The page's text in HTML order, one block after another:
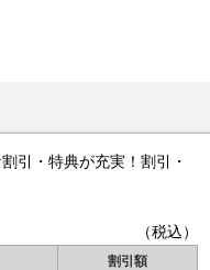
引・特典が充実！割引・
（税込）
割引額